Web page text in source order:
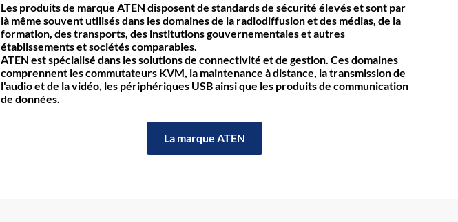
Les produits de marque ATEN disposent de standards de sécurité élevés et sont par
là même souvent utilisés dans les domaines de la radiodiffusion et des médias, de la
formation, des transports, des institutions gouvernementales et autres
établissements et sociétés comparables.
ATEN est spécialisé dans les solutions de connectivité et de gestion. Ces domaines
comprennent les commutateurs KVM, la maintenance à distance, la transmission de
l'audio et de la vidéo, les périphériques USB ainsi que les produits de communication
de données.
La marque ATEN